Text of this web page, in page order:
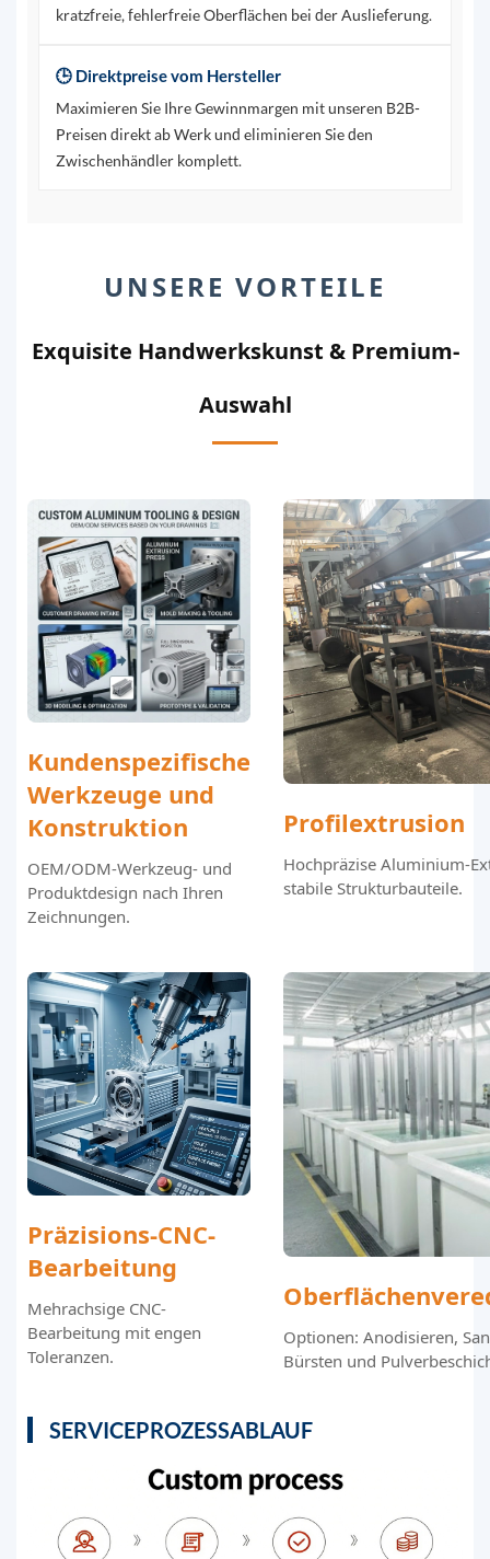
kratzfreie, fehlerfreie Oberflächen bei der Auslieferung.
🕒 Direktpreise vom Hersteller
Maximieren Sie Ihre Gewinnmargen mit unseren B2B-
Preisen direkt ab Werk und eliminieren Sie den
Zwischenhändler komplett.
UNSERE VORTEILE
Exquisite Handwerkskunst & Premium-
Auswahl
Kundenspezifische
Werkzeuge und
Konstruktion
OEM/ODM-Werkzeug- und
Produktdesign nach Ihren
Zeichnungen.
Profilextrusion
Hochpräzise Aluminium-
stabile Strukturbauteile.
Präzisions-CNC-
Bearbeitung
Mehrachsige CNC-
Bearbeitung mit engen
Toleranzen.
Optionen: Anodisieren,
Bürsten und
SERVICEPROZESSABLAUF